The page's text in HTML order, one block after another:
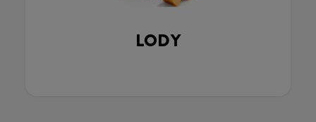
LODY